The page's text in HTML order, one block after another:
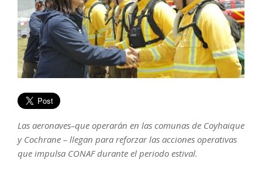
Las aeronaves–que operarán en las comunas de Coyhaique
y Cochrane – llegan para reforzar las acciones operativas
que impulsa CONAF durante el periodo estival.